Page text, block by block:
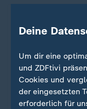
Deine
Um dir eine
und ZDFtivi
Cookies und
der eingesetzten
erforderlich für